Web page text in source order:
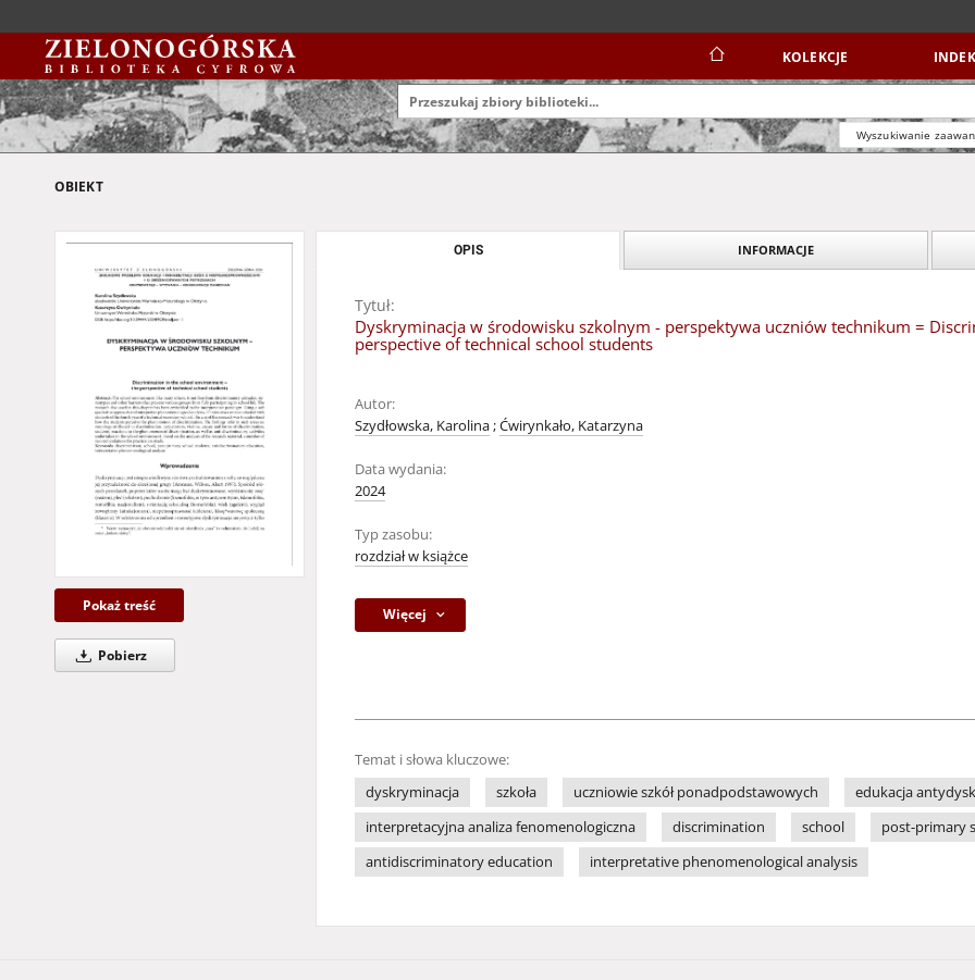
KOLEKCJE
Wyszukiwanie
OBIEKT
Pokaż treść
Pobierz
OPIS INFORMACJE
Tytuł:
Dyskryminacja w środowisku szkolnym - perspektywa uczniów technikum =
perspective of technical school students
Autor:
Szydłowska, Karolina;Ćwirynkało, Katarzyna
Data wydania:
2024
Typ zasobu:
rozdział w książce
Więcej
Temat i słowa kluczowe:
dyskryminacja
szkoła uczniowie szkół ponadpodstawowych
edukacja
interpretacyjna analiza fenomenologiczna
discrimination school
post-primary
antidiscriminatory education
interpretative phenomenological analysis